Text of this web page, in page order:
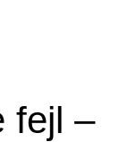
fejl –